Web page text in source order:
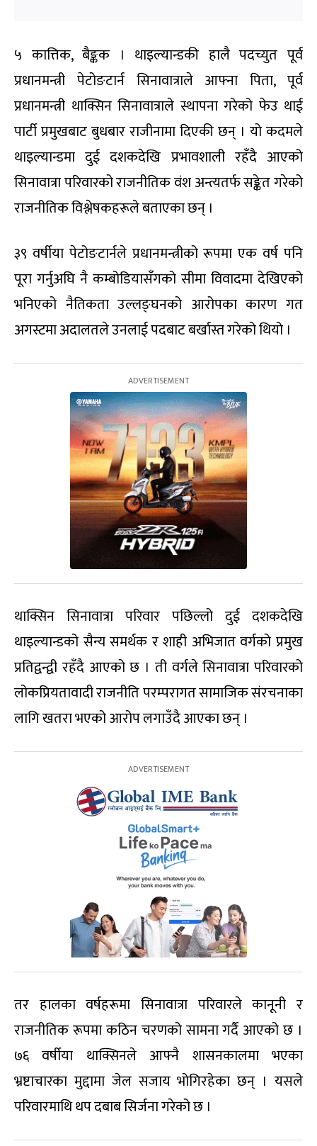
५ कात्तिक, बैङ्कक । थाइल्यान्डकी हालै पदच्युत पूर्व
प्रधानमन्त्री पेटोङटार्न सिनावात्राले आफ्ना पिता, पूर्व
प्रधानमन्त्री थाक्सिन सिनावात्राले स्थापना गरेको फेउ थाई
पार्टी प्रमुखबाट बुधबार राजीनामा दिएकी छन् । यो कदमले
थाइल्यान्डमा दुई दशकदेखि प्रभावशाली रहँदै आएको
सिनावात्रा परिवारको राजनीतिक वंश अन्त्यतर्फ सङ्केत गरेको
राजनीतिक विश्लेषकहरूले बताएका छन् ।
३९ वर्षीया पेटोङटार्नले प्रधानमन्त्रीको रूपमा एक वर्ष पनि
पूरा गर्नुअघि नै कम्बोडियासँगको सीमा विवादमा देखिएको
भनिएको नैतिकता उल्लङ्घनको आरोपका कारण गत
अगस्टमा अदालतले उनलाई पदबाट बर्खास्त गरेको थियो ।
थाक्सिन सिनावात्रा परिवार पछिल्लो दुई दशकदेखि
थाइल्यान्डको सैन्य समर्थक र शाही अभिजात वर्गको प्रमुख
प्रतिद्वन्द्वी रहँदै आएको छ । ती वर्गले सिनावात्रा परिवारको
लोकप्रियतावादी राजनीति परम्परागत सामाजिक संरचनाका
लागि खतरा भएको आरोप लगाउँदै आएका छन् ।
तर हालका वर्षहरूमा सिनावात्रा परिवारले कानूनी र
राजनीतिक रूपमा कठिन चरणको सामना गर्दै आएको छ ।
७६ वर्षीया थाक्सिनले आफ्नै शासनकालमा भएका
भ्रष्टाचारका मुद्दामा जेल सजाय भोगिरहेका छन् । यसले
परिवारमाथि थप दबाब सिर्जना गरेको छ ।